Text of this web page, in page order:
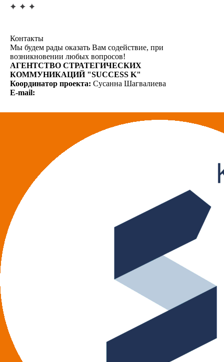
Контакты
Мы будем рады оказать Вам содействие, при
возникновении любых вопросов!
АГЕНТСТВО СТРАТЕГИЧЕСКИХ
КОММУНИКАЦИЙ "SUCCESS K"
Координатор проекта: Сусанна Шагвалиева
E-mail: